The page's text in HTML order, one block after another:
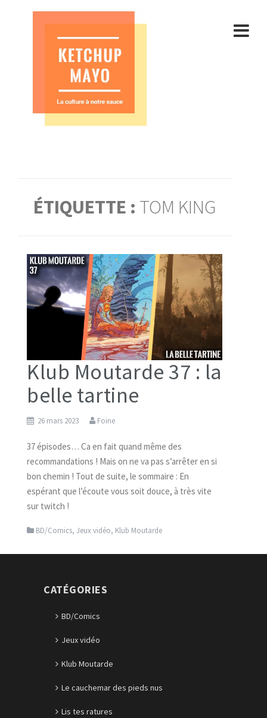
ÉTIQUETTE : TOM KING
Klub Moutarde 37 : la
belle tartine
26 mars 2023 Foine
37 épisodes… Ca en fait quand même des
recommandations ! Mais on ne va pas s’arrêter en si
bon chemin ! Tout de suite, le sommaire : En
espérant que l’écoute vous soit douce, à très vite
sur twitch !
BD/Comics, Jeux vidéo, Klub Moutarde
CATÉGORIES
BD/Comics
Jeux vidéo
Klub Moutarde
Le cauchemar des pieds nus
Lis tes ratures